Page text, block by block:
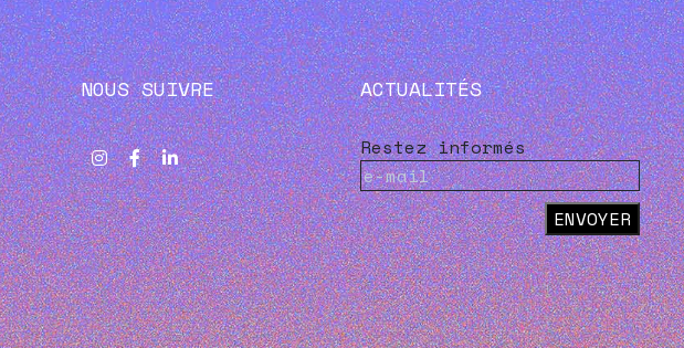
NOUS SUIVRE ACTUALITÉS
Restez informés
ENVOYER